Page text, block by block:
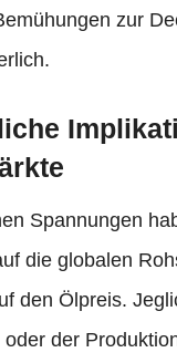
zur
Spannungen
die globalen
den Ölpreis.
der